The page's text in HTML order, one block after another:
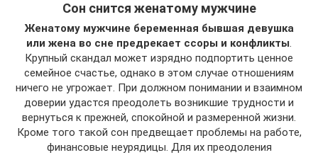
Сон снится женатому мужчине
Женатому мужчине беременная бывшая девушка
или жена во сне предрекает ссоры и конфликты.
Крупный скандал может изрядно подпортить ценное
семейное счастье, однако в этом случае отношениям
ничего не угрожает. При должном понимании и взаимном
доверии удастся преодолеть возникшие трудности и
вернуться к прежней, спокойной и размеренной жизни.
Кроме того такой сон предвещает проблемы на работе,
финансовые неурядицы. Для их преодоления